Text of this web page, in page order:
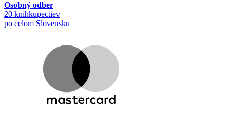
Osobný odber
20 kníhkupectiev
po celom Slovensku